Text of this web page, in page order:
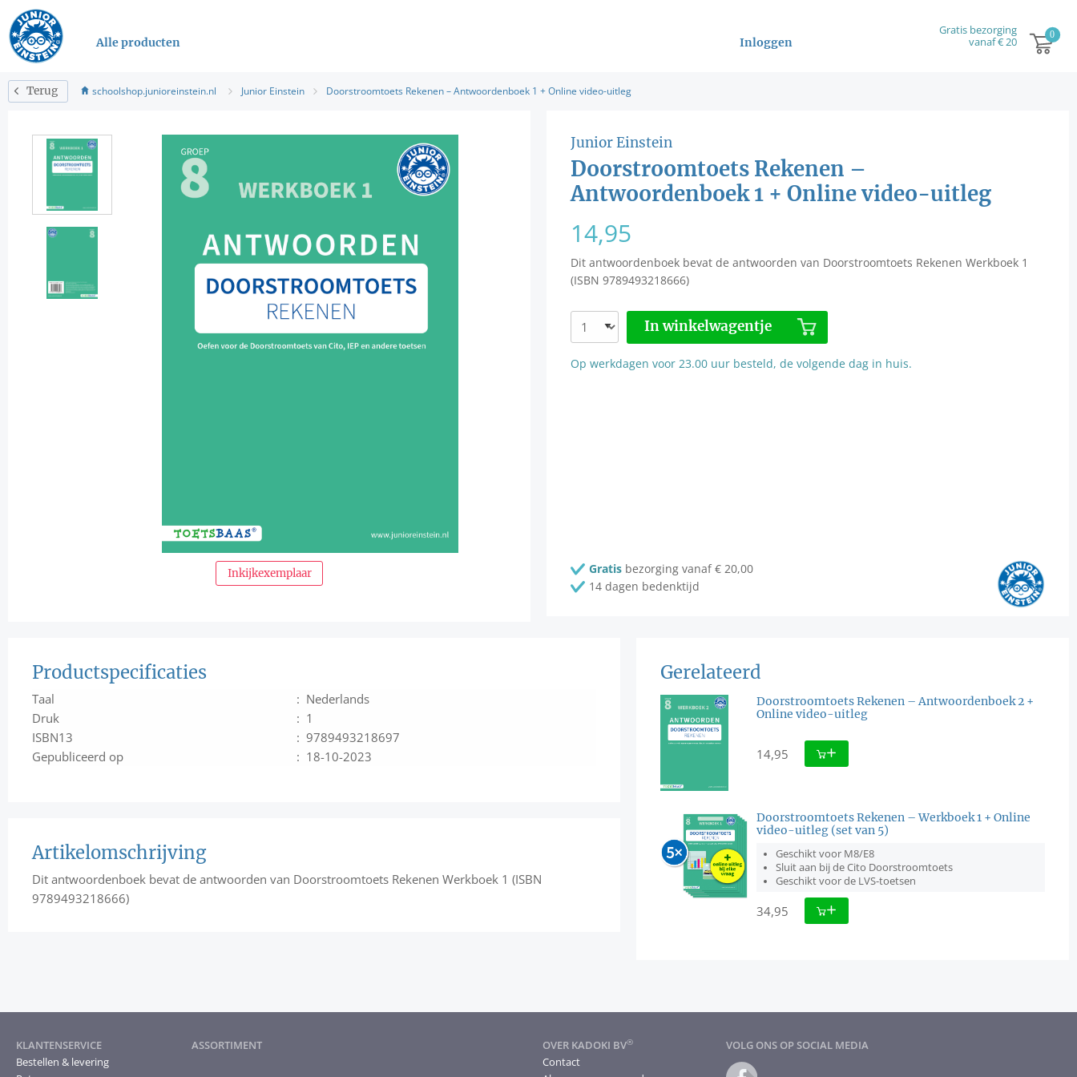
Alle producten Inloggen
Gratis bezorging
vanaf € 20
Terug schoolshop.junioreinstein.nl Junior Einstein Doorstroomtoets Rekenen – Antwoordenboek 1 + Online video-uitleg
Inkijkexemplaar
Junior Einstein
Doorstroomtoets Rekenen –
Antwoordenboek 1 + Online video-uitleg
14,95
Dit antwoordenboek bevat de antwoorden van Doorstroomtoets Rekenen Werkboek 1
(ISBN 9789493218666)
In winkelwagentje
Op werkdagen voor 23.00 uur besteld, de volgende dag in huis.
Gratisbezorging vanaf € 20,00
14 dagen bedenktijd
Productspecificaties
Taal
: Nederlands
Druk
: 1
ISBN13
: 9789493218697
Gepubliceerd op
: 18-10-2023
Artikelomschrijving
Dit antwoordenboek bevat de antwoorden van Doorstroomtoets Rekenen Werkboek 1 (ISBN
9789493218666)
Gerelateerd
Doorstroomtoets Rekenen – Antwoordenboek 2 +
Online video-uitleg
14,95
Doorstroomtoets Rekenen – Werkboek 1 + Online
video-uitleg (set van 5)
Geschikt voor M8/E8
Sluit aan bij de Cito Doorstroomtoets
Geschikt voor de LVS-toetsen
34,95
KLANTENSERVICE
Bestellen & levering
ASSORTIMENT OVER KADOKI BV®
Contact
VOLG ONS OP SOCIAL MEDIA